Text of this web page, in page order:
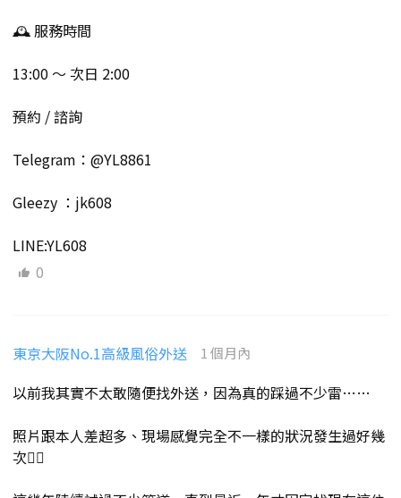
🕰 服務時間
13:00 ～ 次日 2:00
預約 / 諮詢
Telegram：@YL8861
Gleezy ：jk608
LINE:YL608
0
東京大阪No.1高級風俗外送 1 個月內
以前我其實不太敢隨便找外送，因為真的踩過不少雷……
照片跟本人差超多、現場感覺完全不一樣的狀況發生過好幾
次😵‍💫